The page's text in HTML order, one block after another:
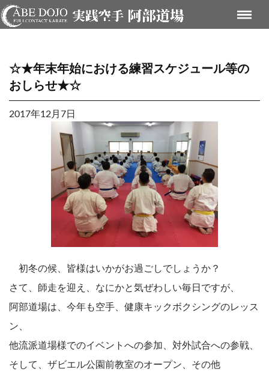
☆★年末年始における練習スケジュール等の
おしらせ★☆
2017年12月7日
初冬の候、皆様はいかがお過ごしでしょうか？
さて、師走を迎え、なにかと気ぜわしい毎日ですが、
阿部道場は、今年も空手、健康キックボクシングのレッス
ン、
他流派道場様でのイベントへの参加、対外試合への参戦、
そして、ザビエル公園前教室のオープン、その他